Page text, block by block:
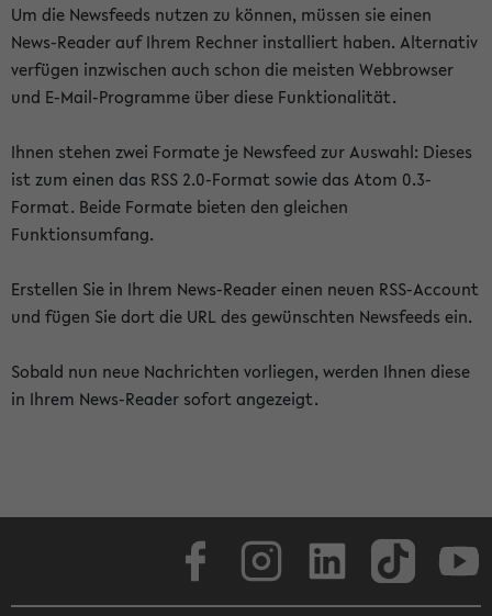
Um die Newsfeeds nutzen zu können, müssen sie einen
News-Reader auf Ihrem Rechner installiert haben. Alternativ
verfügen inzwischen auch schon die meisten Webbrowser
und E-Mail-Programme über diese Funktionalität.
Ihnen stehen zwei Formate je Newsfeed zur Auswahl: Dieses
ist zum einen das RSS 2.0-Format sowie das Atom 0.3-
Format. Beide Formate bieten den gleichen
Funktionsumfang.
Erstellen Sie in Ihrem News-Reader einen neuen RSS-Account
und fügen Sie dort die URL des gewünschten Newsfeeds ein.
Sobald nun neue Nachrichten vorliegen, werden Ihnen diese
in Ihrem News-Reader sofort angezeigt.